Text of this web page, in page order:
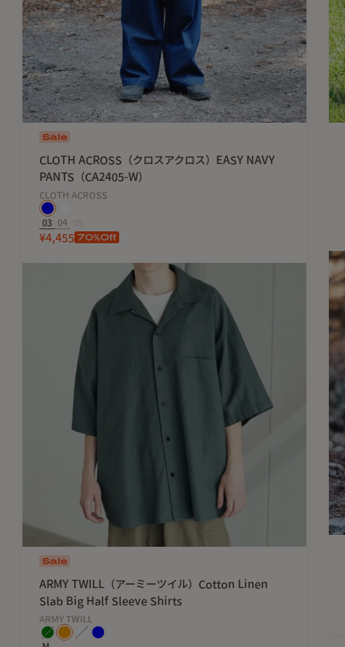
Sale
CLOTH ACROSS（クロスアクロス）EASY NAVY
PANTS（CA2405-W）
CLOTH ACROSS
03 04
¥4,455 70%Off
Sale
ARMY TWILL（アーミーツイル）Cotton Linen
Slab Big Half Sleeve Shirts
ARMY TWILL